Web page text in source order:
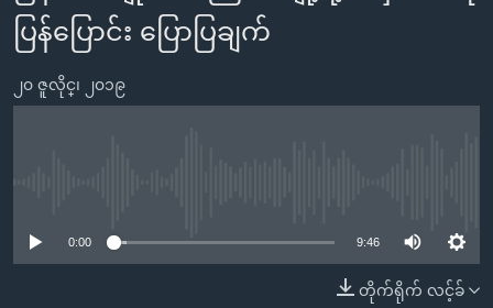
အကြောင်းအရာ
သို့
ကျော်
ကြည့်
တရုတ်
အစ္စရေး-ပါလက်စတိုင်း
ရပ်ဝန်းတခု လမ်းတခု အလွန်
အင်္ဂလိပ်စာလေ့လာမယ်
အမေရိကန်သုံးအီဒီယံ
အပတ်စဉ်ကဏ္ဍများ
ပြန်ပြောင်း ပြောပြချက်
၂၀ ဇူလိုင္၊ ၂၀၁၉
0:00 9:46
တိုက်ရိုက် လင့်ခ်